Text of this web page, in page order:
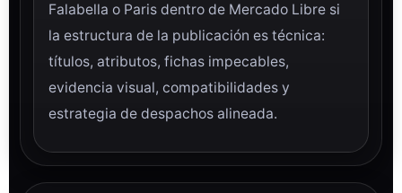
Falabella o Paris dentro de Mercado Libre si
la estructura de la publicación es técnica:
títulos, atributos, fichas impecables,
evidencia visual, compatibilidades y
estrategia de despachos alineada.